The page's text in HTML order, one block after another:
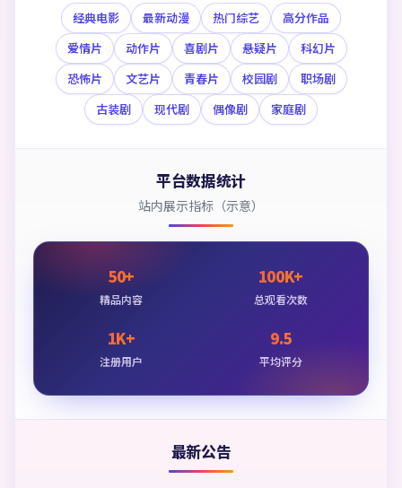
经典电影 最新动漫 热门综艺
高分作品
爱情片
动作片 喜剧片 悬疑片
科幻片
恐怖片
文艺片 青春片 校园剧
职场剧
古装剧
现代剧 偶像剧 家庭剧
平台数据统计
站内展示指标（示意）
50+
精品内容
100K+
总观看次数
1K+
注册用户
9.5
平均评分
最新公告